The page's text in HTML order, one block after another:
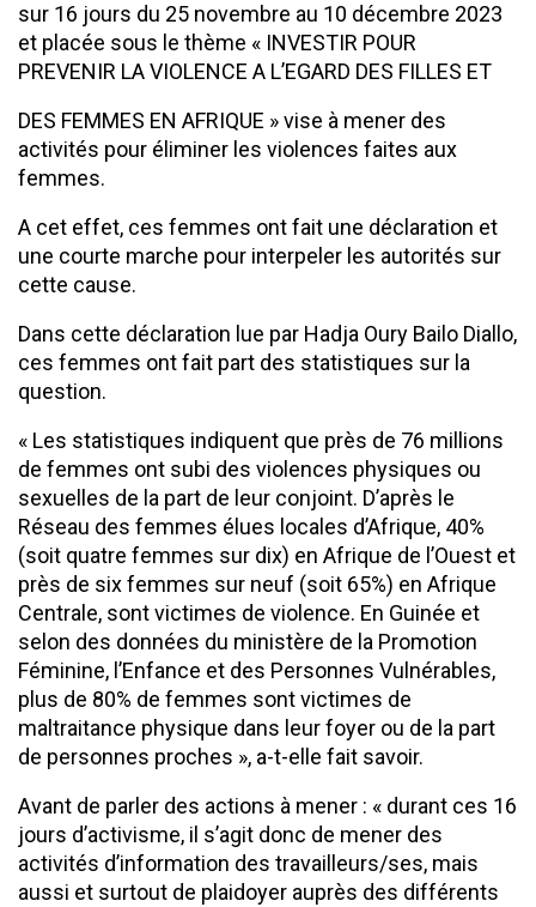
sur 16 jours du 25 novembre au 10 décembre 2023
et placée sous le thème « INVESTIR POUR
PREVENIR LA VIOLENCE A L’EGARD DES FILLES ET
DES FEMMES EN AFRIQUE » vise à mener des
activités pour éliminer les violences faites aux
femmes.
A cet effet, ces femmes ont fait une déclaration et
une courte marche pour interpeler les autorités sur
cette cause.
Dans cette déclaration lue par Hadja Oury Bailo Diallo,
ces femmes ont fait part des statistiques sur la
question.
« Les statistiques indiquent que près de 76 millions
de femmes ont subi des violences physiques ou
sexuelles de la part de leur conjoint. D’après le
Réseau des femmes élues locales d’Afrique, 40%
(soit quatre femmes sur dix) en Afrique de l’Ouest et
près de six femmes sur neuf (soit 65%) en Afrique
Centrale, sont victimes de violence. En Guinée et
selon des données du ministère de la Promotion
Féminine, l’Enfance et des Personnes Vulnérables,
plus de 80% de femmes sont victimes de
maltraitance physique dans leur foyer ou de la part
de personnes proches », a-t-elle fait savoir.
Avant de parler des actions à mener : « durant ces 16
jours d’activisme, il s’agit donc de mener des
activités d’information des travailleurs/ses, mais
aussi et surtout de plaidoyer auprès des différents